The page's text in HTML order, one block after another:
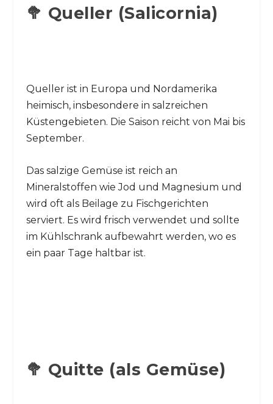
🥦 Queller (Salicornia)
Queller ist in Europa und Nordamerika
heimisch, insbesondere in salzreichen
Küstengebieten. Die Saison reicht von Mai bis
September.
Das salzige Gemüse ist reich an
Mineralstoffen wie Jod und Magnesium und
wird oft als Beilage zu Fischgerichten
serviert. Es wird frisch verwendet und sollte
im Kühlschrank aufbewahrt werden, wo es
ein paar Tage haltbar ist.
🥦 Quitte (als Gemüse)